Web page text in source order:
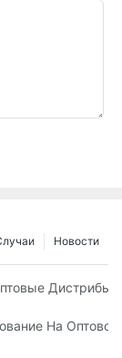
Новости
Фильтров:
Вашей
На